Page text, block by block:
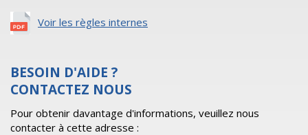
Voir les règles internes
BESOIN D'AIDE ?
CONTACTEZ NOUS
Pour obtenir davantage d'informations, veuillez nous
contacter à cette adresse :